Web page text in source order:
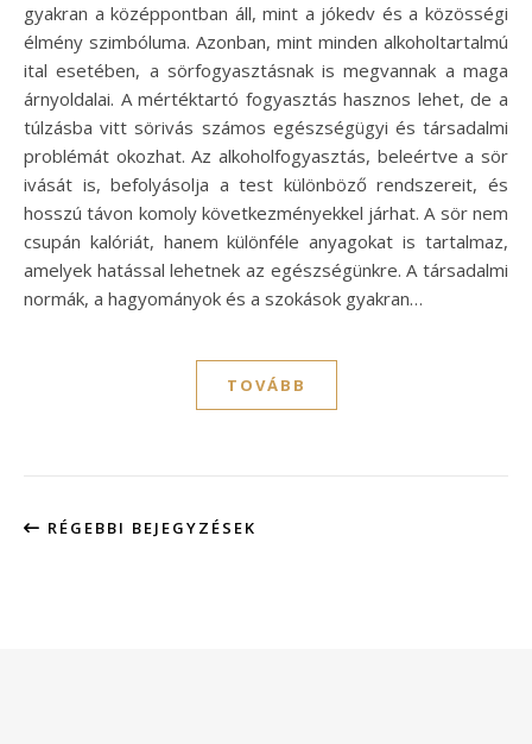
gyakran a középpontban áll, mint a jókedv és a közösségi
élmény szimbóluma. Azonban, mint minden alkoholtartalmú
ital esetében, a sörfogyasztásnak is megvannak a maga
árnyoldalai. A mértéktartó fogyasztás hasznos lehet, de a
túlzásba vitt sörivás számos egészségügyi és társadalmi
problémát okozhat. Az alkoholfogyasztás, beleértve a sör
ivását is, befolyásolja a test különböző rendszereit, és
hosszú távon komoly következményekkel járhat. A sör nem
csupán kalóriát, hanem különféle anyagokat is tartalmaz,
amelyek hatással lehetnek az egészségünkre. A társadalmi
normák, a hagyományok és a szokások gyakran…
TOVÁBB
RÉGEBBI BEJEGYZÉSEK